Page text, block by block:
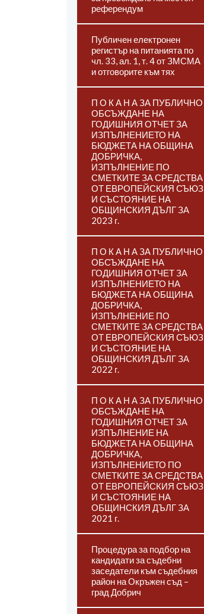
референдум
Публичен електронен
регистър на питанията по
чл. 33, ал. 1, т. 4 от ЗМСМА
и отговорите към тях
П О К А Н А ЗА ПУБЛИЧНО
ОБСЪЖДАНЕ НА
ГОДИШНИЯ ОТЧЕТ ЗА
ИЗПЪЛНЕНИЕТО НА
БЮДЖЕТА НА ОБЩИНА
ДОБРИЧКА,
ИЗПЪЛНЕНИЕ ПО
СМЕТКИТЕ ЗА СРЕДСТВА
ОТ ЕВРОПЕЙСКИЯ СЪЮЗ
И СЪСТОЯНИЕ НА
ОБЩИНСКИЯ ДЪЛГ ЗА
2023 г.
П О К А Н А ЗА ПУБЛИЧНО
ОБСЪЖДАНЕ НА
ГОДИШНИЯ ОТЧЕТ ЗА
ИЗПЪЛНЕНИЕТО НА
БЮДЖЕТА НА ОБЩИНА
ДОБРИЧКА,
ИЗПЪЛНЕНИЕ ПО
СМЕТКИТЕ ЗА СРЕДСТВА
ОТ ЕВРОПЕЙСКИЯ СЪЮЗ
И СЪСТОЯНИЕ НА
ОБЩИНСКИЯ ДЪЛГ ЗА
2022 г.
П О К А Н А ЗА ПУБЛИЧНО
ОБСЪЖДАНЕ НА
ГОДИШНИЯ ОТЧЕТ ЗА
ИЗПЪЛНЕНИЕ НА
БЮДЖЕТА НА ОБЩИНА
ДОБРИЧКА,
ИЗПЪЛНЕНИЕТО ПО
СМЕТКИТЕ ЗА СРЕДСТВА
ОТ ЕВРОПЕЙСКИЯ СЪЮЗ
И СЪСТОЯНИЕ НА
ОБЩИНСКИЯ ДЪЛГ ЗА
2021 г.
Процедура за подбор на
кандидати за съдебни
заседатели към съдебния
район на Окръжен съд –
град Добрич